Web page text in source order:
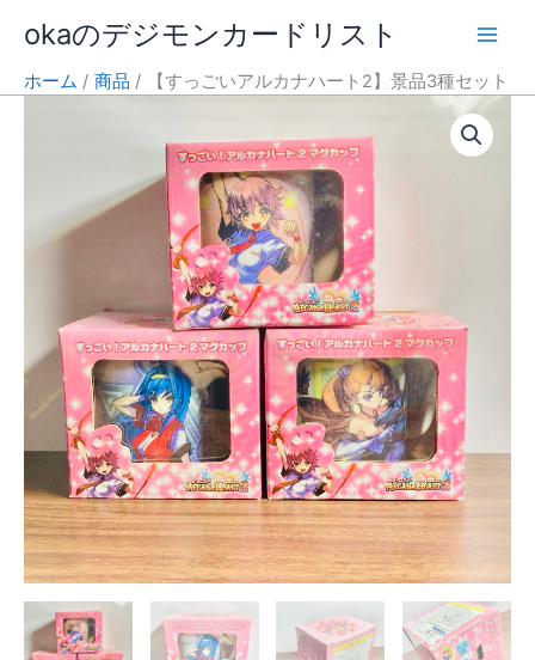
ス
okaのデジモンカードリスト
ホーム 商品 【すっごいアルカナハート2】景品3種セット